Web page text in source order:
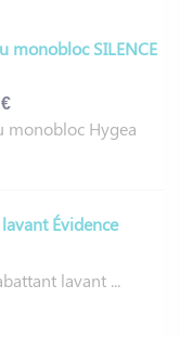
monobloc SILENCE
monobloc Hygea
Évidence
lavant ...